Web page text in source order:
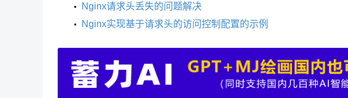
Nginx请求头丢失的问题解决
Nginx实现基于请求头的访问控制配置的示例